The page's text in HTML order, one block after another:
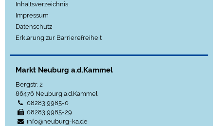
Inhaltsverzeichnis
Impressum
Datenschutz
Erklärung zur Barrierefreiheit
Markt Neuburg a.d.Kammel
Bergstr. 2
86476 Neuburg a.d.Kammel
08283 9985-0
08283 9985-29
info@neuburg-ka.de